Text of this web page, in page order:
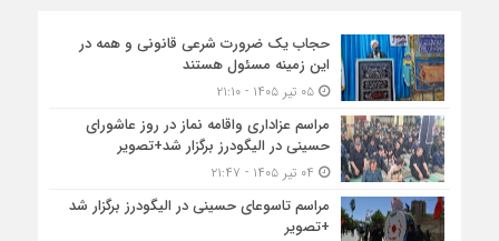
حجاب یک ضرورت شرعی قانونی و همه در
این زمینه مسئول هستند
۰۵ تیر ۱۴۰۵ - ۲۱:۱۰
مراسم عزاداری واقامه نماز در روز عاشورای
حسینی در الیگودرز برگزار شد+تصویر
مراسم تاسوعای حسینی در الیگودرز برگزار شد
+تصویر